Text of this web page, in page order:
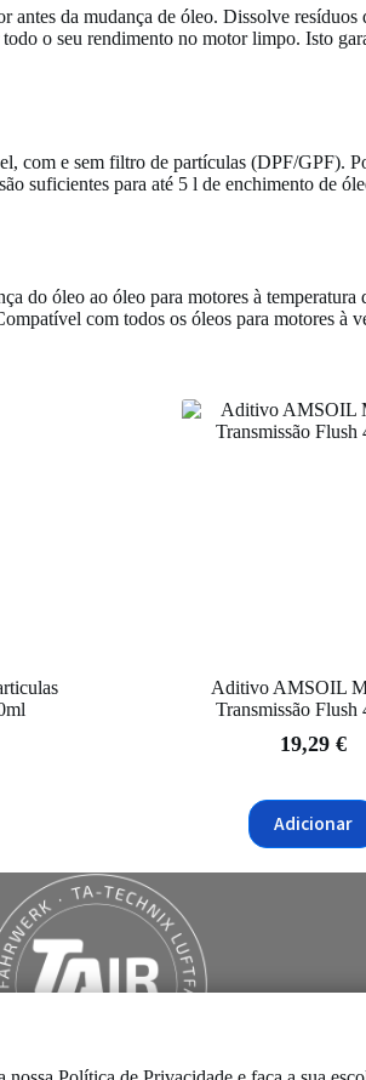
da mudança de óleo. Dissolve
o seu rendimento no motor limpo. Isto
com e sem filtro de partículas (DPF/GPF).
suficientes para até 5 l de enchimento de
do óleo ao óleo para motores à
com todos os óleos para motores à
Aditivo AMSOIL
Transmissão Flush
19,29 €
Adicionar